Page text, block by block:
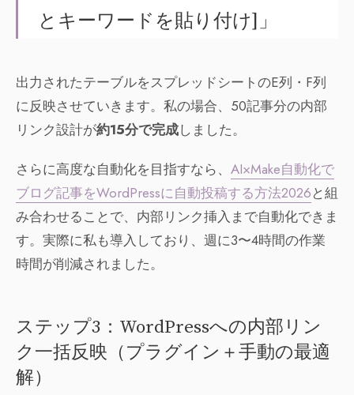
とキーワードを貼り付け]」
出力されたテーブルをスプレッドシートのE列・F列
に反映させていきます。私の場合、50記事分の内部
リンク設計が約15分で完成しました。
さらに高度な自動化を目指すなら、 AI×Make自動化で
ブログ記事をWordPressに自動投稿する方法2026と組
み合わせることで、内部リンク挿入まで自動化できま
す。実際に私も導入しており、週に3〜4時間の作業
時間が削減されました。
ステップ3：WordPressへの内部リン
ク一括反映（プラグイン＋手動の最適
解）